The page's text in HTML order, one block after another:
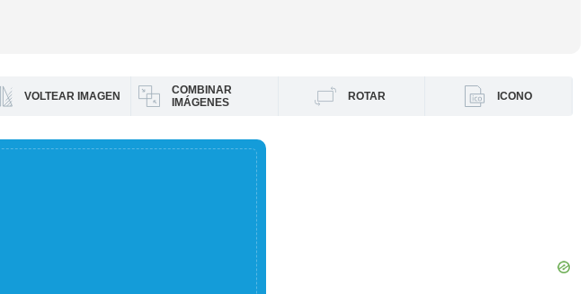
VOLTEAR IMAGEN
COMBINAR
IMÁGENES
ROTAR ICONO